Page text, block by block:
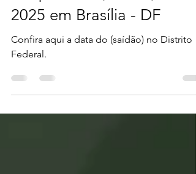
Confira a data das saídas
temporárias (saídão) de
2025 em Brasília - DF
Confira aqui a data do (saídão) no Distrito
Federal.